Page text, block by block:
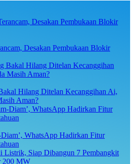
Desakan Pembukaan Blokir
Hilang Ditelan Kecanggihan Ai,
Aman?
WhatsApp Hadirkan Fitur